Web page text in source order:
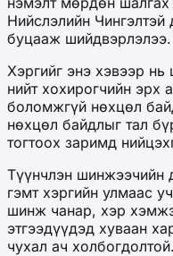
Нийслэлийн
буцааж шийдвэрлэлээ.
Хэргийг энэ хэвээр
нийт хохирогчийн эрх
боломжгүй нөхцөл
нөхцөл байдлыг тал
тогтоох заримд
Түүнчлэн шинжээчийн
гэмт хэргийн улмаас
шинж чанар, хэр
этгээдүүдэд хуваан
чухал ач холбогдолтой.